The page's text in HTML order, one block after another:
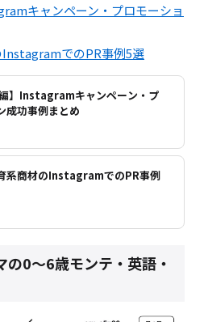
キャンペーン・プロモーショ
でのPR事例5選
編】Instagramキャンペーン・プ
成功事例まとめ
系商材のInstagramでのPR事例
0〜6歳モンテ・英語・